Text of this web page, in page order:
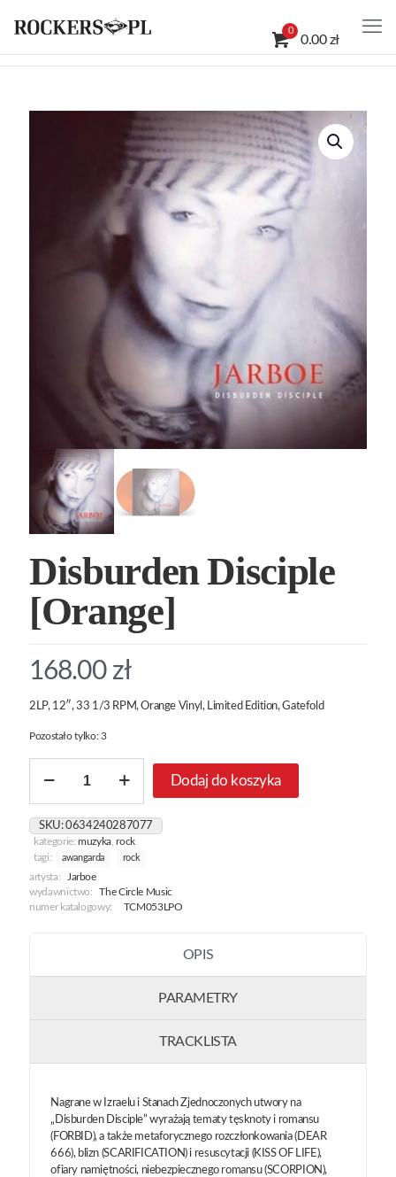
0
0.00 zł
Disburden Disciple
[Orange]
168.00 zł
2LP, 12″, 33 1/3 RPM, Orange Vinyl, Limited Edition, Gatefold
Pozostało tylko: 3
Disburden
[Orange]
Dodaj do koszyka
SKU:0634240287077
kategorie:muzyka ,rock
tagi:
awangarda rock
artysta:
Jarboe
wydawnictwo:
The Circle Music
numer katalogowy:
TCM053LPO
OPIS
PARAMETRY
TRACKLISTA
Nagrane w Izraelu i Stanach Zjednoczonych utwory na
„Disburden Disciple” wyrażają tematy tęsknoty i romansu
(FORBID), a także metaforycznego rozczłonkowania (DEAR
666), blizn (SCARIFICATION) i resuscytacji (KISS OF LIFE),
ofiary namiętności, niebezpiecznego romansu (SCORPION),